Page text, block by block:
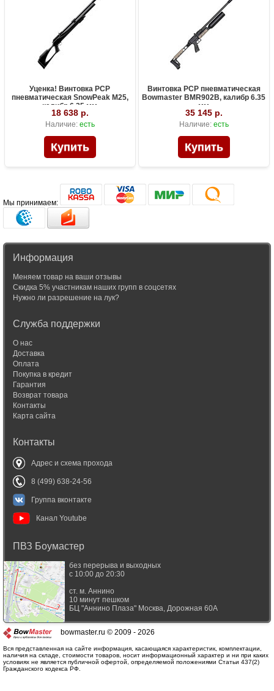
Уценка! Винтовка PCP
пневматическая SnowPeak M25,
калибр 6.35 мм
18 638 р.
Наличие: есть
Винтовка PCP пневматическая
Bowmaster BMR902B, калибр 6.35
мм
35 145 р.
Наличие: есть
Мы принимаем:
Информация
Меняем товар на ваши отзывы
Скидка 5% участникам наших групп в соцсетях
Нужно ли разрешение на лук?
Служба поддержки
О нас
Доставка
Оплата
Покупка в кредит
Гарантия
Возврат товара
Контакты
Карта сайта
Контакты
Адрес и схема прохода
8 (499) 638-24-56
Группа вконтакте
Канал Youtube
ПВЗ Боумастер
без перерыва и выходных
с 10:00 до 20:30
ст. м. Аннино
10 минут пешком
БЦ "Аннино Плаза" Москва, Дорожная 60А
bowmaster.ru © 2009 - 2026
Вся представленная на сайте информация, касающаяся характеристик, комплектации,
наличия на складе, стоимости товаров, носит информационный характер и ни при каких
условиях не является публичной офертой, определяемой положениями Статьи 437(2)
Гражданского кодекса РФ.